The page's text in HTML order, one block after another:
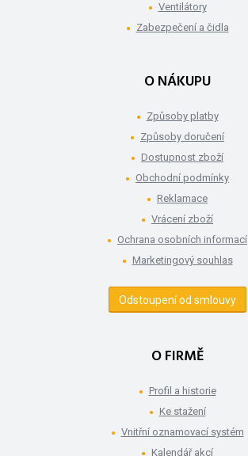
Ventilátory
Zabezpečení a čidla
O NÁKUPU
Způsoby platby
Způsoby doručení
Dostupnost zboží
Obchodní podmínky
Reklamace
Vrácení zboží
Ochrana osobních informací
Marketingový souhlas
Odstoupení od smlouvy
O FIRMĚ
Profil a historie
Ke stažení
Vnitřní oznamovací systém
Kalendář akcí